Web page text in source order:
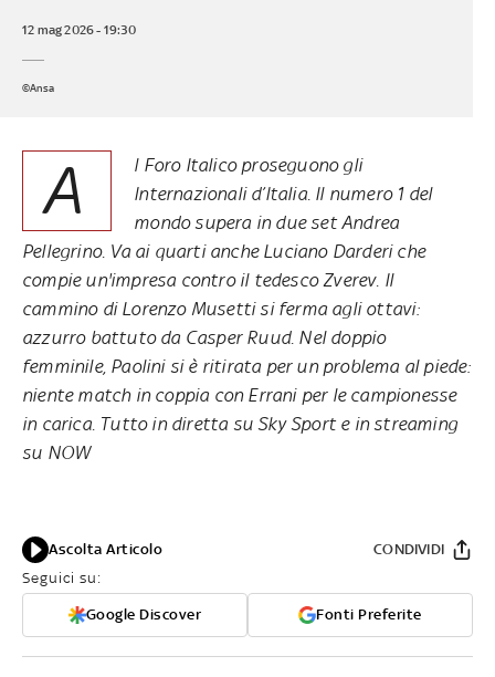
12 mag 2026 - 19:30
©Ansa
A
l Foro Italico proseguono gli
Internazionali d’Italia. Il numero 1 del
mondo supera in due set Andrea
Pellegrino. Va ai quarti anche Luciano Darderi che
compie un'impresa contro il tedesco Zverev. Il
cammino di Lorenzo Musetti si ferma agli ottavi:
azzurro battuto da Casper Ruud. Nel doppio
femminile, Paolini si è ritirata per un problema al piede:
niente match in coppia con Errani per le campionesse
in carica. Tutto in diretta su Sky Sport e in streaming
su NOW
Ascolta Articolo
Seguici su:
Google Discover Fonti Preferite
CONDIVIDI